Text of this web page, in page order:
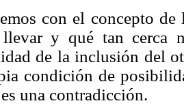
con el concepto
llevar y qué tan cerca
de la inclusión del
condición de
una contradicción.